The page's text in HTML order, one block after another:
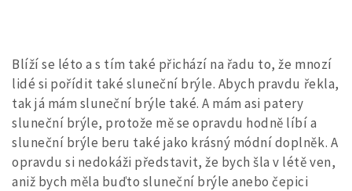
Blíží se léto a s tím také přichází na řadu to, že mnozí
lidé si pořídit také sluneční brýle. Abych pravdu řekla,
tak já mám sluneční brýle také. A mám asi patery
sluneční brýle, protože mě se opravdu hodně líbí a
sluneční brýle beru také jako krásný módní doplněk. A
opravdu si nedokáži představit, že bych šla v létě ven,
aniž bych měla buďto sluneční brýle anebo čepici